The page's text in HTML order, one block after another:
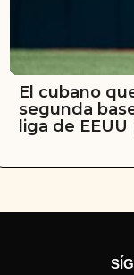
El cubano
segunda
liga de